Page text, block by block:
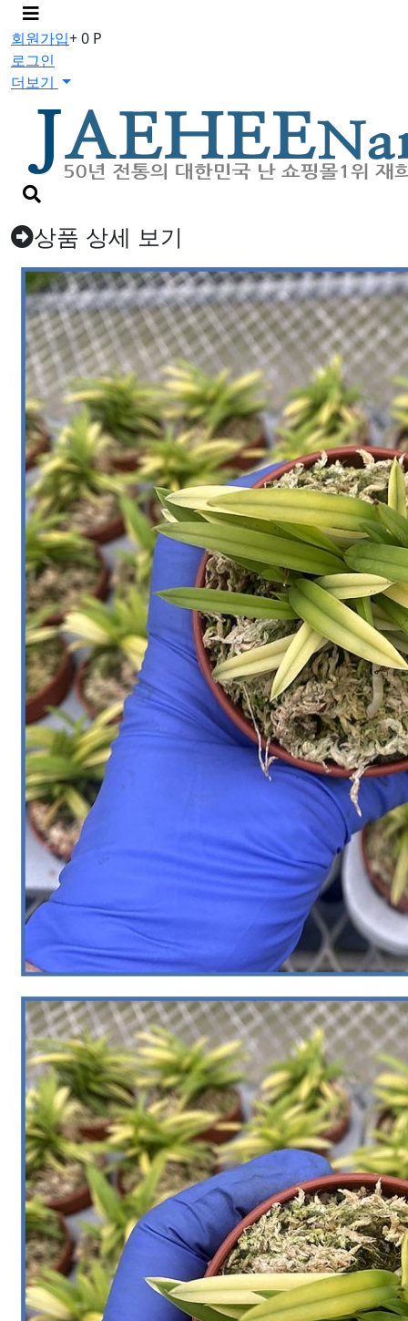
메
뉴
버
튼
회원가입+ 0 P
로그인
더보기
검
색
버
튼상품 상세 보기